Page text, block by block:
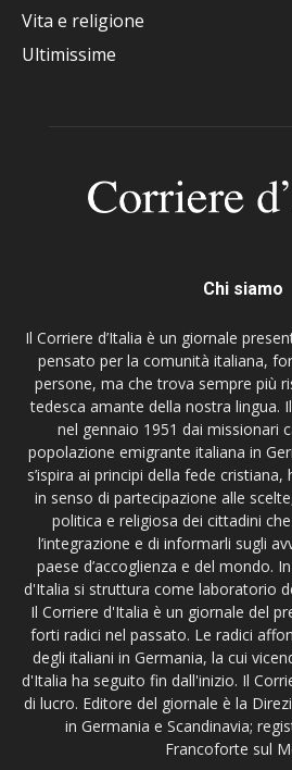
Vita e religione
Ultimissime
Chi siamo
Il Corriere d’Italia è un giornale
pensato per la comunità italiana,
persone, ma che trova sempre più
tedesca amante della nostra lingua.
nel gennaio 1951 dai missionari
popolazione emigrante italiana in
s’ispira ai principi della fede
in senso di partecipazione alle
politica e religiosa dei cittadini
l’integrazione e di informarli sugli
paese d’accoglienza e del mondo.
d'Italia si struttura come laboratorio
Il Corriere d'Italia è un giornale del
forti radici nel passato. Le radici
degli italiani in Germania, la cui
d'Italia ha seguito fin dall'inizio. Il
di lucro. Editore del giornale è la
in Germania e Scandinavia;
Francoforte sul